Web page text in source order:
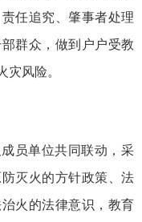
任追究、肇事者处理
群众，做到户户受教
灾风险。
员单位共同联动，采
灭火的方针政策、法
火的法律意识，教育